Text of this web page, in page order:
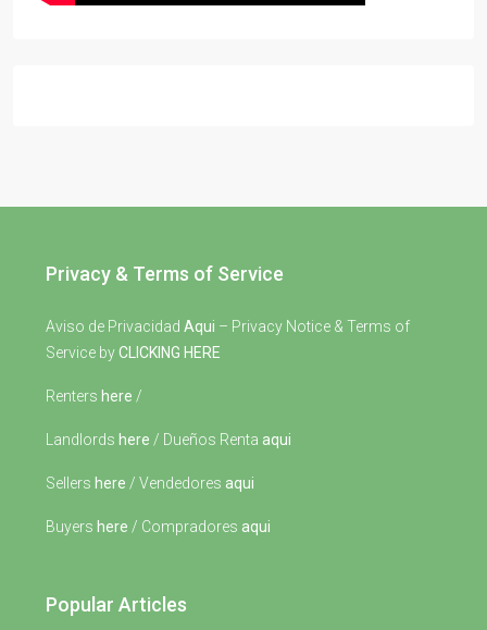
Privacy & Terms of Service
Aviso de Privacidad Aqui – Privacy Notice & Terms of
Service byCLICKING HERE
Renters here /
Landlords here / Dueños Renta aqui
Sellers here / Vendedores aqui
Buyers here / Compradores aqui
Popular Articles